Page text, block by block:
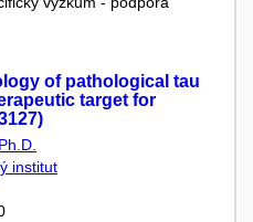
of pathological tau
target for
institut